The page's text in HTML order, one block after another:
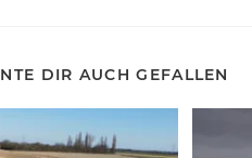
DIR AUCH GEFALLEN